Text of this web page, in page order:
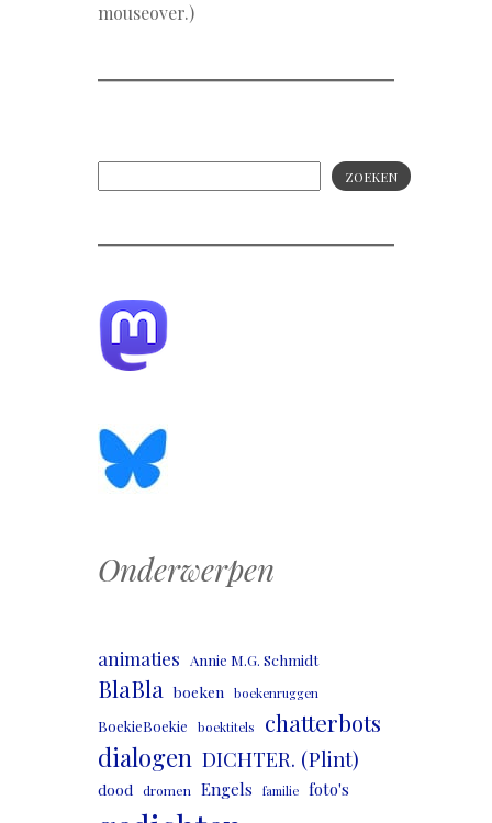
mouseover.)
ZOEKEN
Onderwerpen
animaties Annie M.G. Schmidt
BlaBla boeken boekenruggen
BoekieBoekie boektitels chatterbots
dialogen DICHTER. (Plint)
dood dromen Engels familie foto's